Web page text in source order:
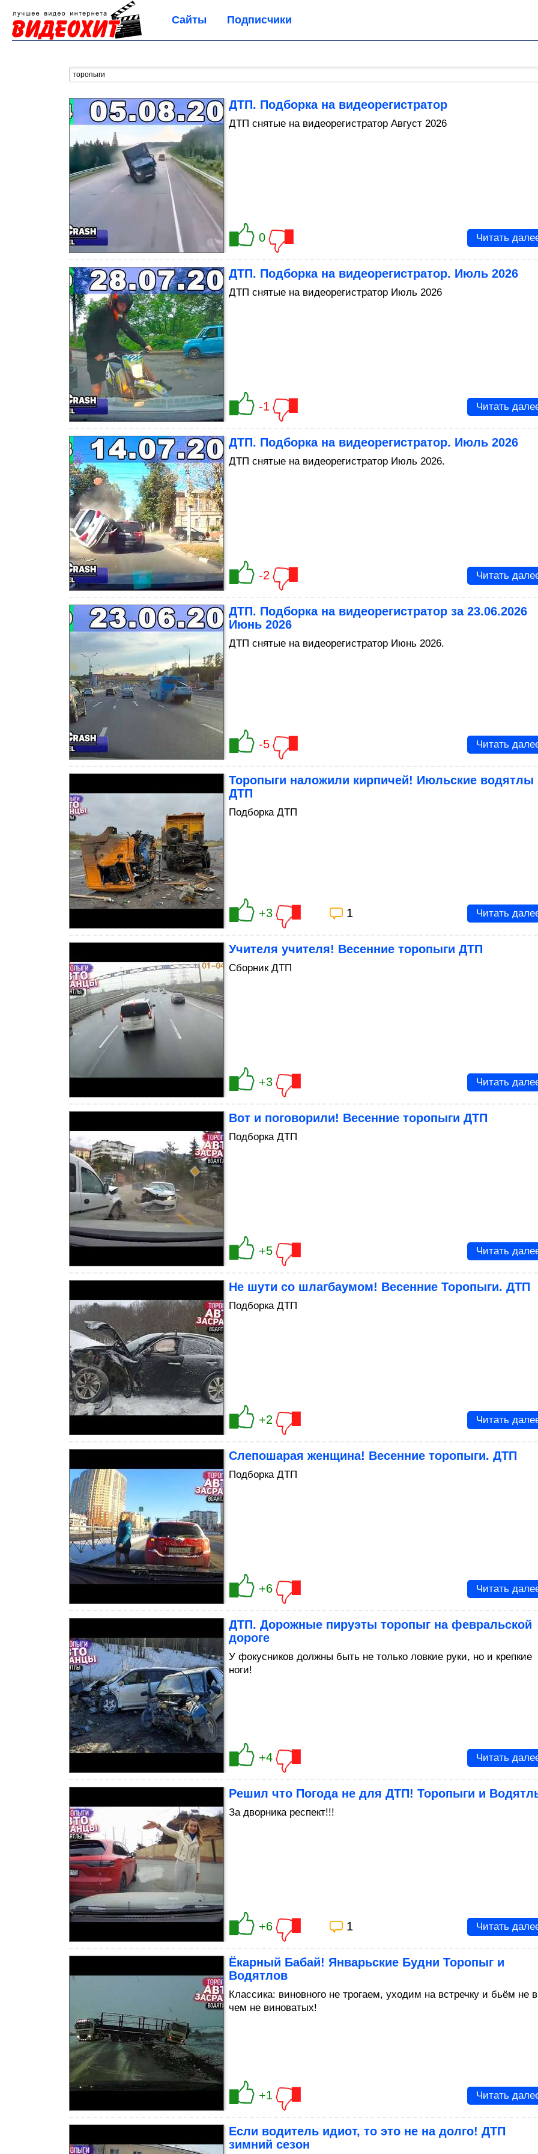
Сайты Подписчики
ДТП. Подборка на видеорегистратор
ДТП снятые на видеорегистратор Август 2026
0 Читать
ДТП. Подборка на видеорегистратор. Июль 2026
ДТП снятые на видеорегистратор Июль 2026
-1 Читать
ДТП. Подборка на видеорегистратор. Июль 2026
ДТП снятые на видеорегистратор Июль 2026.
-2 Читать
ДТП. Подборка на видеорегистратор за 23.06.2026
Июнь 2026
ДТП снятые на видеорегистратор Июнь 2026.
-5 Читать
Торопыги наложили кирпичей! Июльские водятлы
ДТП
Подборка ДТП
+3 1 Читать
Учителя учителя! Весенние торопыги ДТП
Сборник ДТП
+3 Читать
Вот и поговорили! Весенние торопыги ДТП
Подборка ДТП
+5 Читать
Не шути со шлагбаумом! Весенние Торопыги. ДТП
Подборка ДТП
+2 Читать
Слепошарая женщина! Весенние торопыги. ДТП
Подборка ДТП
+6 Читать
ДТП. Дорожные пируэты торопыг на февральской
дороге
У фокусников должны быть не только ловкие руки, но и крепкие
ноги!
+4 Читать
Решил что Погода не для ДТП! Торопыги и
За дворника респект!!!
+6 1 Читать
Ёкарный Бабай! Январьские Будни Торопыг и
Водятлов
Классика: виновного не трогаем, уходим на встречку и бьём не в
чем не виноватых!
+1 Читать
Если водитель идиот, то это не на долго! ДТП
зимний сезон